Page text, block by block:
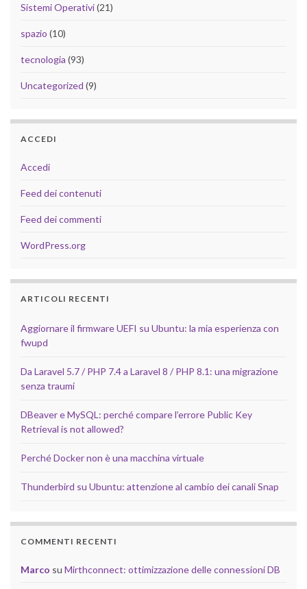
Sistemi Operativi(21)
spazio (10)
tecnologia (93)
Uncategorized (9)
ACCEDI
Accedi
Feed dei contenuti
Feed dei commenti
WordPress.org
ARTICOLI RECENTI
Aggiornare il firmware UEFI su Ubuntu: la mia esperienza con
fwupd
Da Laravel 5.7 / PHP 7.4 a Laravel 8 / PHP 8.1: una migrazione
senza traumi
DBeaver e MySQL: perché compare l’errore Public Key
Retrieval is not allowed?
Perché Docker non è una macchina virtuale
Thunderbird su Ubuntu: attenzione al cambio dei canali Snap
COMMENTI RECENTI
Marco su Mirthconnect: ottimizzazione delle connessioni DB